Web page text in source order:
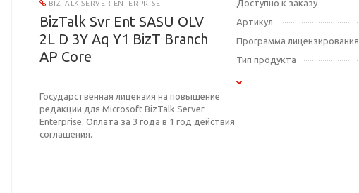
BIZTALK SERVER ENTERPRISE
BizTalk Svr Ent SASU OLV
2L D 3Y Aq Y1 BizT Branch
AP Core
Государственная лицензия на повышение
редакции для Microsoft BizTalk Server
Enterprise. Оплата за 3 года в 1 год действия
соглашения.
Доступно к заказу
Артикул
Программа лицензирования
Тип продукта